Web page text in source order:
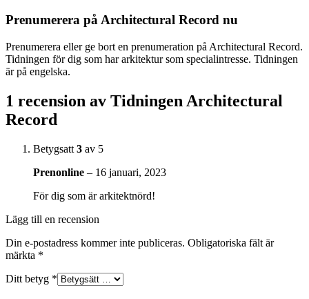
Prenumerera på Architectural Record nu
Prenumerera eller ge bort en prenumeration på Architectural Record.
Tidningen för dig som har arkitektur som specialintresse. Tidningen
är på engelska.
1 recension av Tidningen Architectural
Record
Betygsatt 3 av 5
Prenonline – 16 januari, 2023
För dig som är arkitektnörd!
Lägg till en recension
Din e-postadress kommer inte publiceras. Obligatoriska fält är
märkta *
Ditt betyg *